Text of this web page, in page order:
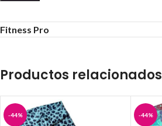
Fitness Pro
Productos relacionados
-44% -44%